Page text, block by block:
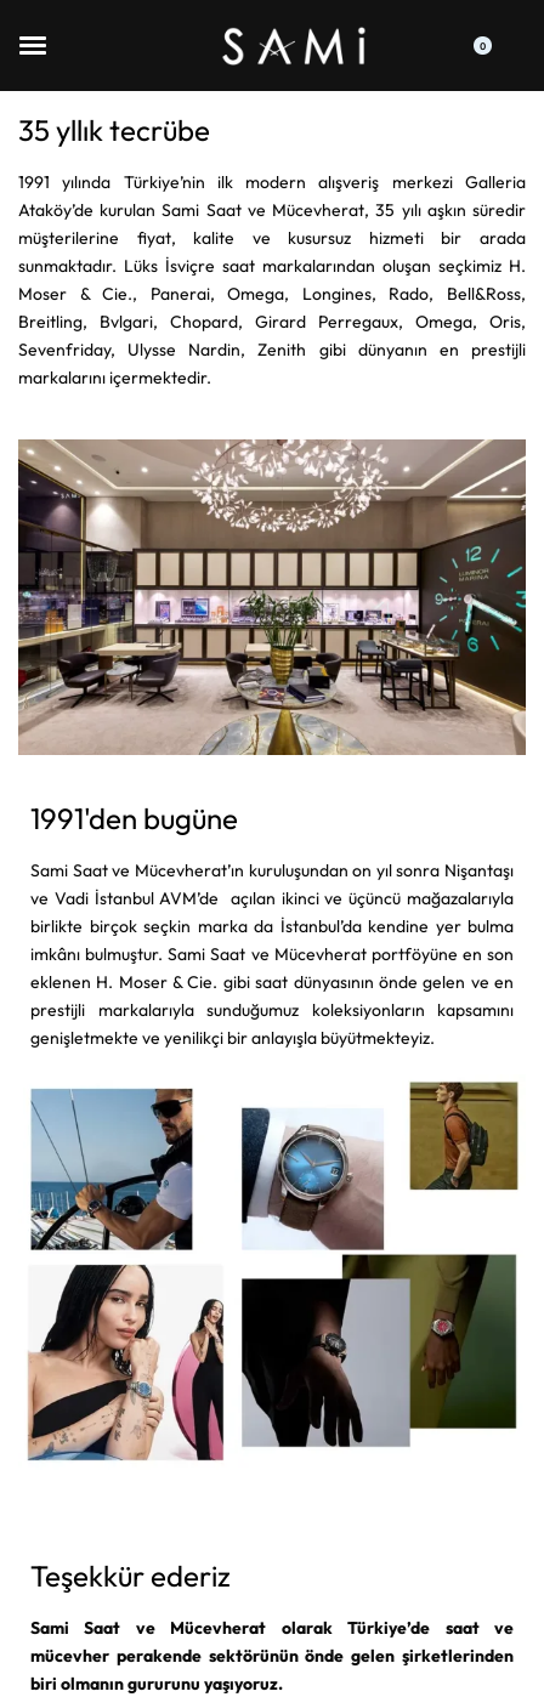
0
35 yllık tecrübe
1991 yılında Türkiye’nin ilk modern alışveriş merkezi Galleria
Ataköy’de kurulan Sami Saat ve Mücevherat, 35 yılı aşkın süredir
müşterilerine fiyat, kalite ve kusursuz hizmeti bir arada
sunmaktadır. Lüks İsviçre saat markalarından oluşan seçkimiz H.
Moser & Cie., Panerai, Omega, Longines, Rado, Bell&Ross,
Breitling, Bvlgari, Chopard, Girard Perregaux, Omega, Oris,
Sevenfriday, Ulysse Nardin, Zenith gibi dünyanın en prestijli
markalarını içermektedir.
1991'den bugüne
Sami Saat ve Mücevherat’ın kuruluşundan on yıl sonra Nişantaşı
ve Vadi İstanbul AVM’de açılan ikinci ve üçüncü mağazalarıyla
birlikte birçok seçkin marka da İstanbul’da kendine yer bulma
imkânı bulmuştur. Sami Saat ve Mücevherat portföyüne en son
eklenen H. Moser & Cie. gibi saat dünyasının önde gelen ve en
prestijli markalarıyla sunduğumuz koleksiyonların kapsamını
genişletmekte ve yenilikçi bir anlayışla büyütmekteyiz.
Teşekkür ederiz
Sami Saat ve Mücevherat olarak Türkiye’de saat ve
mücevher perakende sektörünün önde gelen şirketlerinden
biri olmanın gururunu yaşıyoruz.